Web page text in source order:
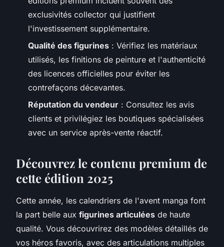
exclusivités collector qui justifient
l'investissement supplémentaire.
Qualité des figurines : Vérifiez les matériaux
utilisés, les finitions de peinture et l'authenticité
des licences officielles pour éviter les
contrefaçons décevantes.
Réputation du vendeur : Consultez les avis
clients et privilégiez les boutiques spécialisées
avec un service après-vente réactif.
Découvrez le contenu premium de
cette édition 2025
Cette année, les calendriers de l'avent manga font
la part belle aux figurines articulées de haute
qualité. Vous découvrirez des modèles détaillés de
vos héros favoris, avec des articulations multiples